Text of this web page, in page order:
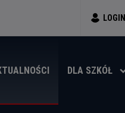
LOGIN
DLA SZKÓŁ